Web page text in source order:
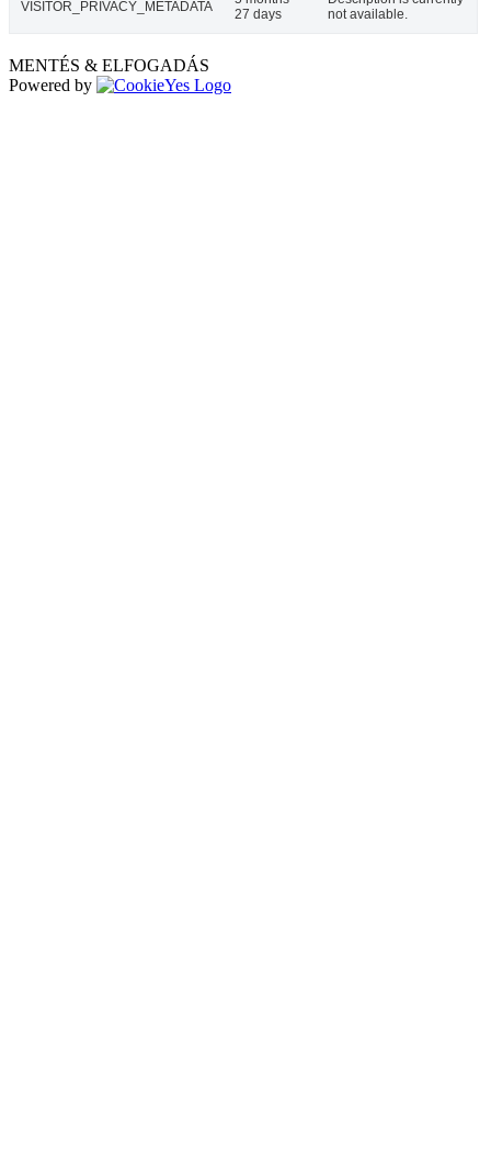
VISITOR_PRIVACY_METADATA
27 days
not available.
MENTÉS & ELFOGADÁS
Powered by